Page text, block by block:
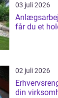
03 juli 2026
får du et
02 juli 2026
din